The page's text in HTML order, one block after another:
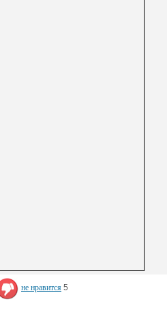
не нравится 5